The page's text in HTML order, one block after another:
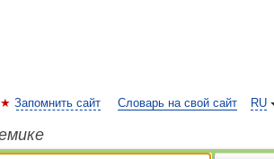
RU
Запомнить сайт Словарь на свой сайт